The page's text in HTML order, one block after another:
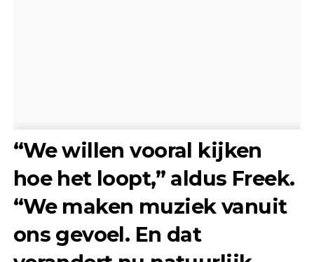
“We willen vooral kijken
hoe het loopt,” aldus Freek.
“We maken muziek vanuit
ons gevoel. En dat